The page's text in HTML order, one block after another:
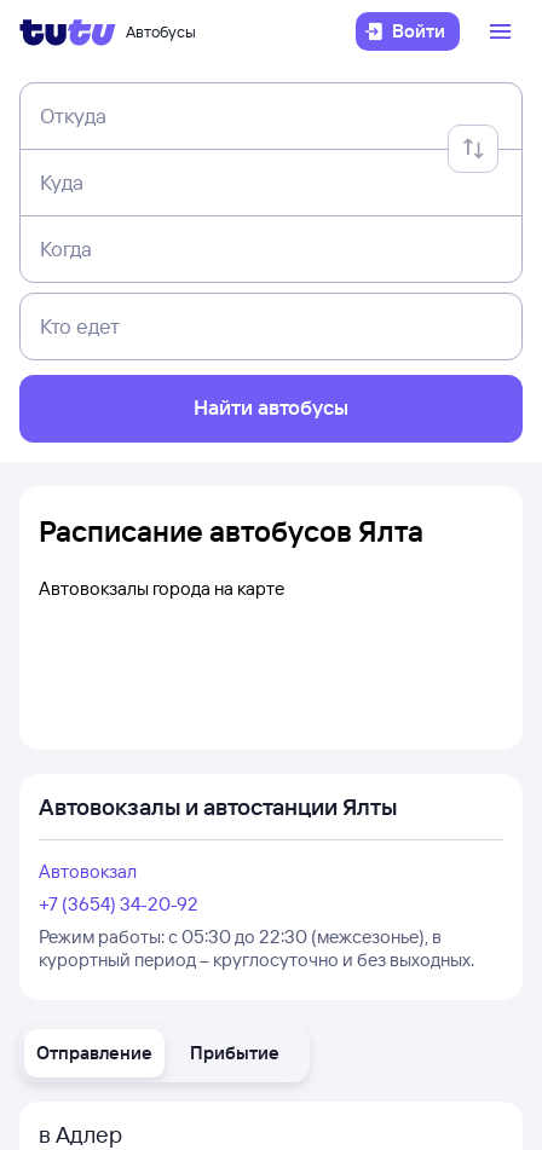
Автобусы Войти
Откуда
Куда
Когда
Кто едет
Найти автобусы
Отправление Прибытие
в Адлер
Расписание автобусов Ялта
Автовокзалы города на карте
Автовокзалы и автостанции Ялты
Автовокзал
+7 (3654) 34-20-92
Режим работы:с 05:30 до 22:30 (межсезонье), в
курортный период – круглосуточно и без выходных.